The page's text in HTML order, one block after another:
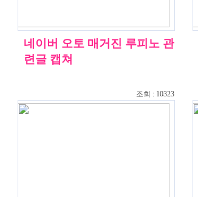
네이버 오토 매거진 루피노 관
련글 캡쳐
조회 : 10323